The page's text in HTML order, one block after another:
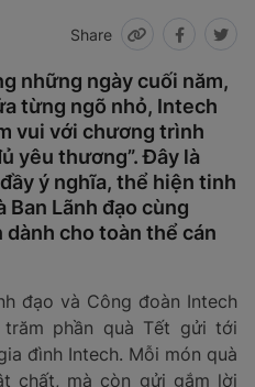
Share
những ngày cuối năm,
từng ngõ nhỏ, Intech
vui với chương trình
yêu thương”. Đây là
ý nghĩa, thể hiện tinh
Ban Lãnh đạo cùng
cho toàn thể cán
đạo và Công đoàn Intech
phần quà Tết gửi tới
đình Intech. Mỗi món quà
chất, mà còn gửi gắm lời